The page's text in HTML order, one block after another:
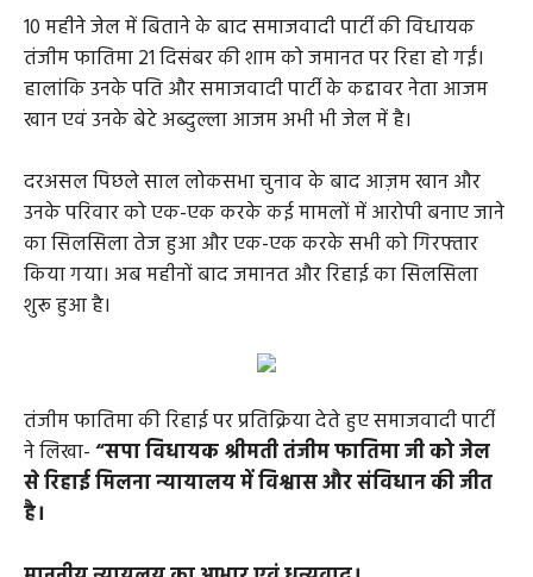
10 महीने जेल में बिताने के बाद समाजवादी पार्टी की विधायक
तंजीम फातिमा 21 दिसंबर की शाम को जमानत पर रिहा हो गईं।
हालांकि उनके पति और समाजवादी पार्टी के कद्दावर नेता आजम
खान एवं उनके बेटे अब्दुल्ला आजम अभी भी जेल में है।
दरअसल पिछले साल लोकसभा चुनाव के बाद आज़म खान और
उनके परिवार को एक-एक करके कई मामलों में आरोपी बनाए जाने
का सिलसिला तेज हुआ और एक-एक करके सभी को गिरफ्तार
किया गया। अब महीनों बाद जमानत और रिहाई का सिलसिला
शुरू हुआ है।
तंजीम फातिमा की रिहाई पर प्रतिक्रिया देते हुए समाजवादी पार्टी
ने लिखा-“सपा विधायक श्रीमती तंजीम फातिमा जी को जेल
से रिहाई मिलना न्यायालय में विश्वास और संविधान की जीत
है।